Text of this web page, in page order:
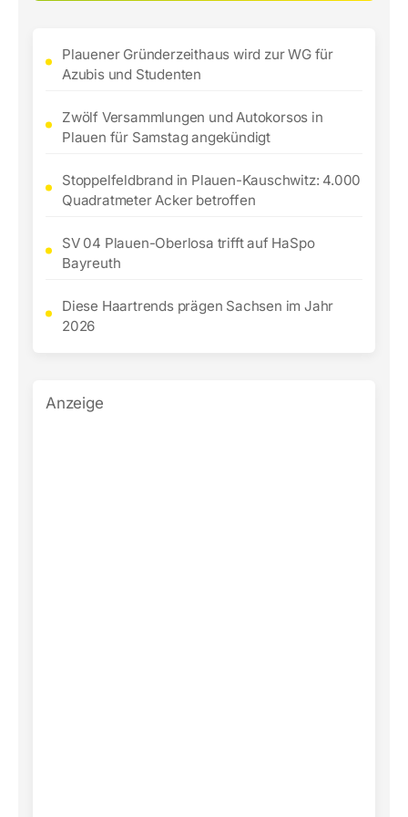
Plauener Gründerzeithaus wird zur WG für
Azubis und Studenten
Zwölf Versammlungen und Autokorsos in
Plauen für Samstag angekündigt
Stoppelfeldbrand in Plauen-Kauschwitz: 4.000
Quadratmeter Acker betroffen
SV 04 Plauen-Oberlosa trifft auf HaSpo
Bayreuth
Diese Haartrends prägen Sachsen im Jahr
2026
Anzeige